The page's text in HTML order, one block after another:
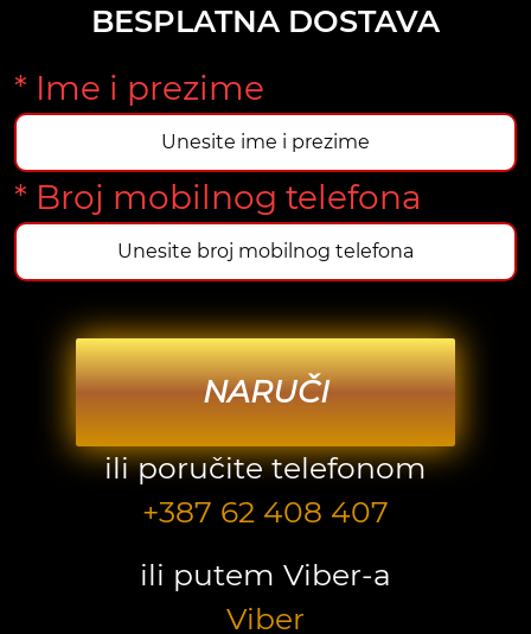
BESPLATNA DOSTAVA
* Ime i prezime
* Broj mobilnog telefona
NARUČI
ili poručite telefonom
+387 62 408 407
ili putem Viber-a
Viber